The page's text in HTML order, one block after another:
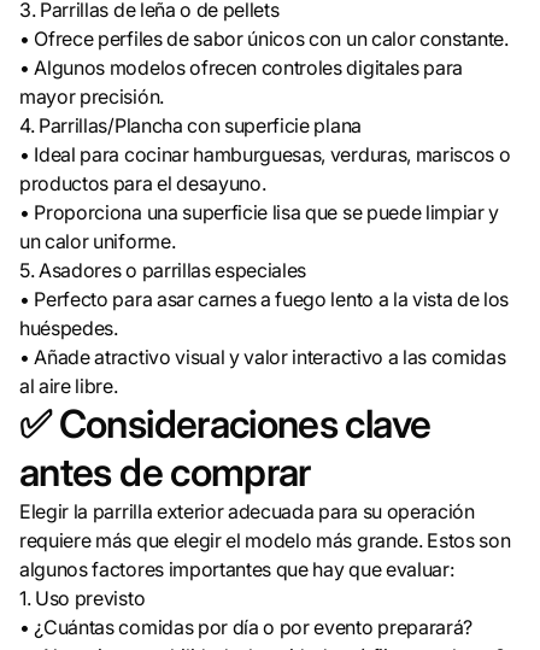
3. Parrillas de leña o de pellets
• Ofrece perfiles de sabor únicos con un calor constante.
• Algunos modelos ofrecen controles digitales para
mayor precisión.
4. Parrillas/Plancha con superficie plana
• Ideal para cocinar hamburguesas, verduras, mariscos o
productos para el desayuno.
• Proporciona una superficie lisa que se puede limpiar y
un calor uniforme.
5. Asadores o parrillas especiales
• Perfecto para asar carnes a fuego lento a la vista de los
huéspedes.
• Añade atractivo visual y valor interactivo a las comidas
al aire libre.
✅ Consideraciones clave
antes de comprar
Elegir la parrilla exterior adecuada para su operación
requiere más que elegir el modelo más grande. Estos son
algunos factores importantes que hay que evaluar:
1. Uso previsto
• ¿Cuántas comidas por día o por evento preparará?